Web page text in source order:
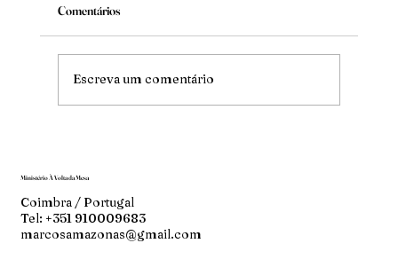
Mude
Comentários
Escreva um comentário
Ministério À Volta da Mesa
Coimbra / Portugal
Tel: +351 910009683
marcosamazonas@gmail.com